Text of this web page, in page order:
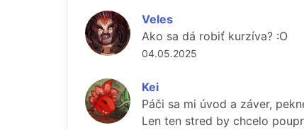
Veles
Ako sa dá robiť kurzíva? :O
04.05.2025
Kei
Páči sa mi úvod a záver,
Len ten stred by chcelo